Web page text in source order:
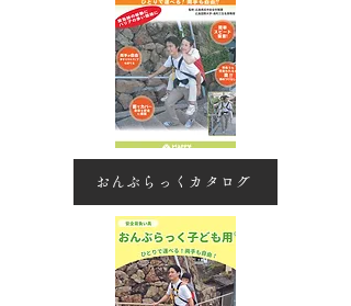
おんぶらっくカタログ